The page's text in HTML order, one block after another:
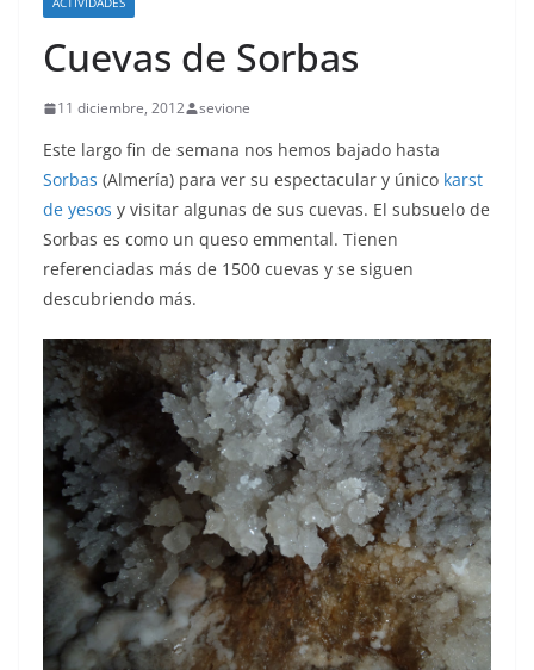
Cuevas de Sorbas
11 diciembre, 2012 sevione
Este largo fin de semana nos hemos bajado hasta
Sorbas (Almería) para ver su espectacular y único karst
de yesos y visitar algunas de sus cuevas. El subsuelo de
Sorbas es como un queso emmental. Tienen
referenciadas más de 1500 cuevas y se siguen
descubriendo más.